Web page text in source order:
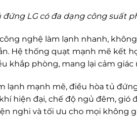
LG có đa dạng công suất
nghệ làm lạnh nhanh,
Hệ thống quạt mạnh mẽ kết
khắp phòng, mang lại cảm giác
lạnh mạnh mẽ, điều hòa tủ
hiện đại, chế độ ngủ đêm, gió
nghi và tối ưu cho mọi không